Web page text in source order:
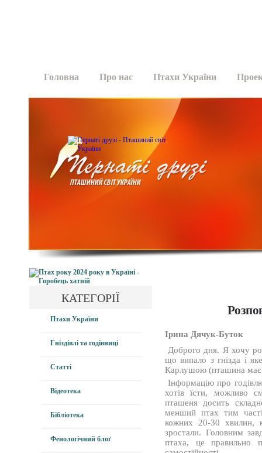
Головна Про нас Птахи України
КАТЕГОРІЇ
Птахи України
Гніздівлі та годівниці
Статті
Відеотека
Бібліотека
Фенологічний блоґ
Ірина Дячук-Буток
Доброго дня. Я хочу
що випало з гнізда і
Карлушою (пташина має
Інформацію про
хотів їсти, можливо
пташеня досить
менший птах тим
кожних 20-30 хвилин,
зростали. Головним
птаха, це правильно